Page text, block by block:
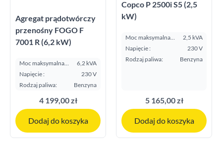
Agregat prądotwórczy
przenośny FOGO F
7001 R (6,2 kW)
Moc maksymalna
E.S.P. kVA:
6,2 kVA
Napięcie :
230 V
Rodzaj paliwa:
Benzyna
4 199,00 zł
Dodaj do koszyka
Copco P 2500i S5 (2,5
kW)
Moc maksymalna
E.S.P. kVA:
2,5 kVA
Napięcie :
230 V
Rodzaj paliwa:
Benzyna
5 165,00 zł
Dodaj do koszyka